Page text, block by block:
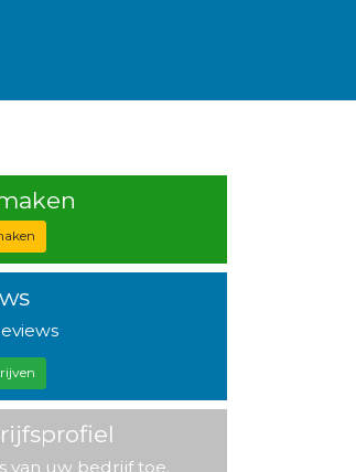
van uw bedrijf toe.